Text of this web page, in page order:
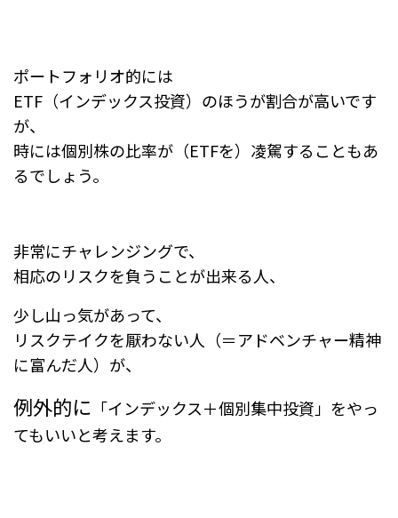
ポートフォリオ的には
ETF（インデックス投資）のほうが割合が高いです
が、
時には個別株の比率が（ETFを）凌駕することもあ
るでしょう。
非常にチャレンジングで、
相応のリスクを負うことが出来る人、
少し山っ気があって、
リスクテイクを厭わない人（＝アドベンチャー精神
に富んだ人）が、
例外的に 「インデックス＋個別集中投資」をやっ
てもいいと考えます。